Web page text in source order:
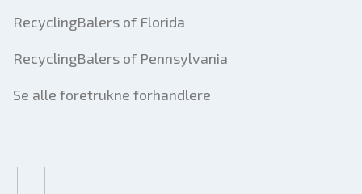
RecyclingBalers of Florida
RecyclingBalers of Pennsylvania
Se alle foretrukne forhandlere